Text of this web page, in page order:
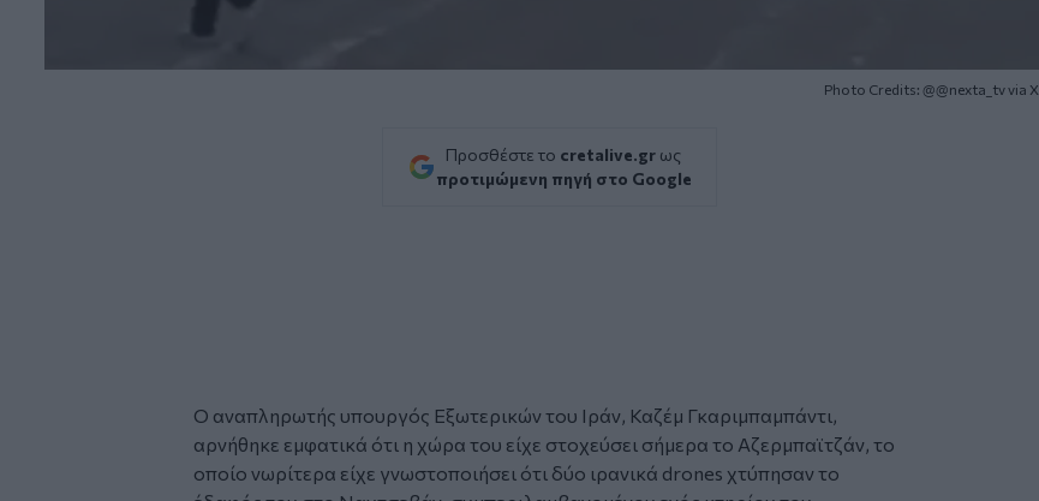
Photo Credits: @@nexta_tv via X
Προσθέστε το cretalive.gr ως
προτιμώμενη πηγή στο Google
Ο αναπληρωτής υπουργός Εξωτερικών του Ιράν, Καζέμ Γκαριμπαμπάντι,
αρνήθηκε εμφατικά ότι η χώρα του είχε στοχεύσει σήμερα το Αζερμπαϊτζάν, το
οποίο νωρίτερα είχε γνωστοποιήσει ότι δύο ιρανικά drones χτύπησαν το